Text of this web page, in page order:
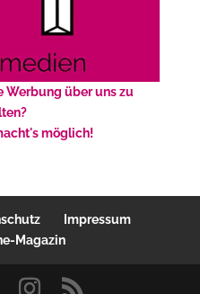
Werbung über uns zu
möglich!
Impressum
Magazin